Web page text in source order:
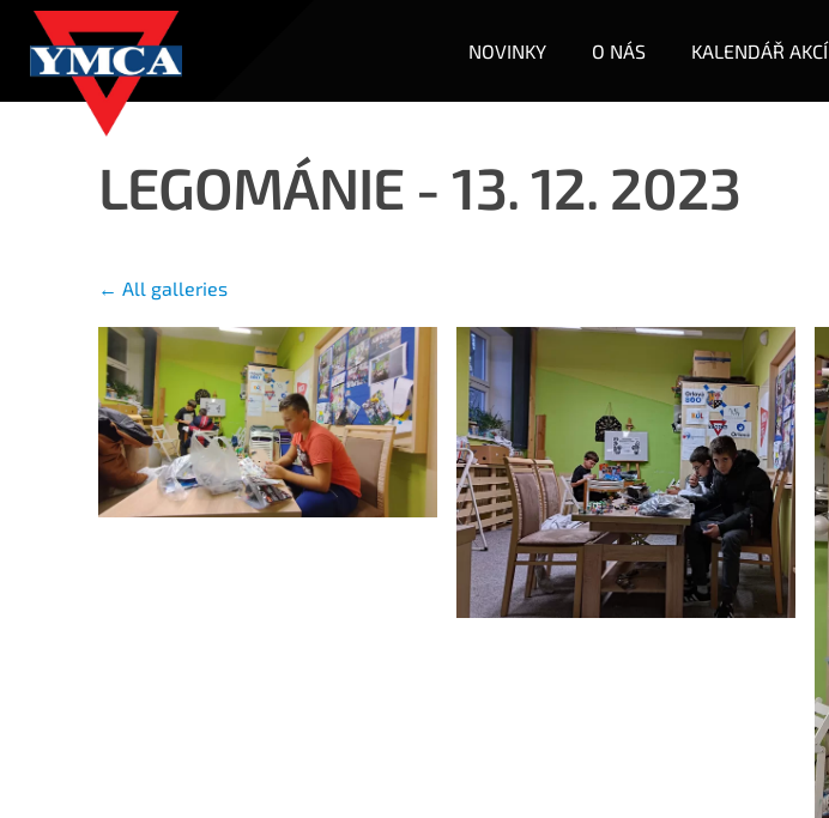
NOVINKY O NÁS KALENDÁŘ AKCÍ
LEGOMÁNIE - 13. 12. 2023
All galleries